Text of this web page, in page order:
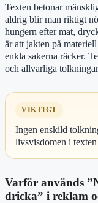
Texten betonar
aldrig blir man riktigt
hungern efter mat,
är att jakten på
enkla sakerna räcker.
och allvarliga
VIKTIGT
Ingen enskild
livsvisdomen i
Varför används
dricka” i reklam